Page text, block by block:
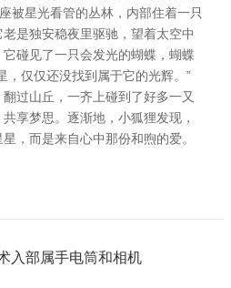
被星光看管的丛林，内部住着一只
是独安稳夜里驱驰，望着太空中
碰见了一只会发光的蝴蝶，蝴蝶
，仅仅还没找到属于它的光辉。”
过山丘，一齐上碰到了好多一又
享梦思。逐渐地，小狐狸发现，
，而是来自心中那份和煦的爱。
入部属手电筒和相机